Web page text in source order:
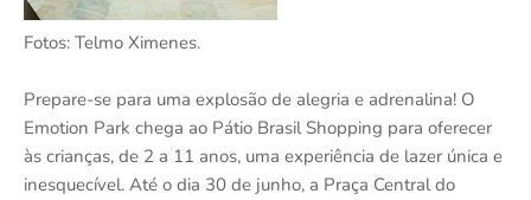
Fotos: Telmo Ximenes.
Prepare-se para uma explosão de alegria e adrenalina! O
Emotion Park chega ao Pátio Brasil Shopping para oferecer
às crianças, de 2 a 11 anos, uma experiência de lazer única e
inesquecível. Até o dia 30 de junho, a Praça Central do